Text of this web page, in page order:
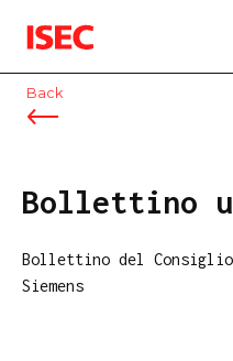
ISEC
Back
Bollettino
Bollettino del
Siemens